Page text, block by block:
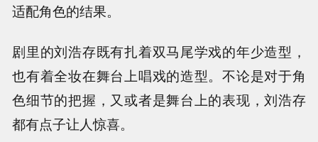
适配角色的结果。
剧里的刘浩存既有扎着双马尾学戏的年少造型，
也有着全妆在舞台上唱戏的造型。不论是对于角
色细节的把握，又或者是舞台上的表现，刘浩存
都有点子让人惊喜。